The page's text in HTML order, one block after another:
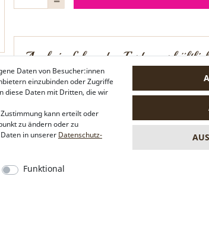
Auch in folgenden Farben
schwarz grün
Daten von Besucher:innen
einzubinden oder Zugriffe
diese Daten mit Dritten, die wir
kann erteilt oder
zu ändern oder zu
in unserer Daten­schutz­
Funktional